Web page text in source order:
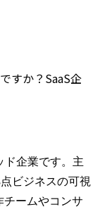
すか？SaaS企
ド企業です。主
ビジネスの可視
チームやコンサ